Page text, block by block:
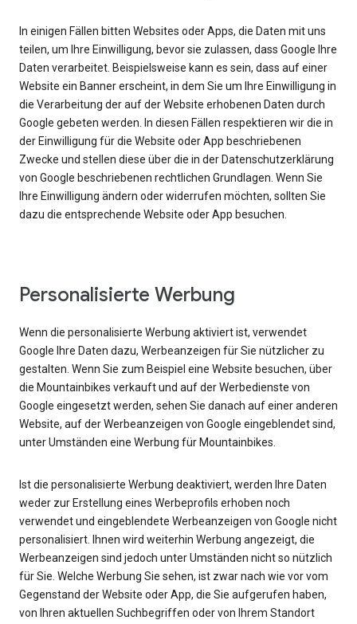
In einigen Fällen bitten Websites oder Apps, die Daten mit uns
teilen, um Ihre Einwilligung, bevor sie zulassen, dass Google Ihre
Daten verarbeitet. Beispielsweise kann es sein, dass auf einer
Website ein Banner erscheint, in dem Sie um Ihre Einwilligung in
die Verarbeitung der auf der Website erhobenen Daten durch
Google gebeten werden. In diesen Fällen respektieren wir die in
der Einwilligung für die Website oder App beschriebenen
Zwecke und stellen diese über die in der Datenschutzerklärung
von Google beschriebenen rechtlichen Grundlagen. Wenn Sie
Ihre Einwilligung ändern oder widerrufen möchten, sollten Sie
dazu die entsprechende Website oder App besuchen.
Personalisierte Werbung
Wenn die personalisierte Werbung aktiviert ist, verwendet
Google Ihre Daten dazu, Werbeanzeigen für Sie nützlicher zu
gestalten. Wenn Sie zum Beispiel eine Website besuchen, über
die Mountainbikes verkauft und auf der Werbedienste von
Google eingesetzt werden, sehen Sie danach auf einer anderen
Website, auf der Werbeanzeigen von Google eingeblendet sind,
unter Umständen eine Werbung für Mountainbikes.
Ist die personalisierte Werbung deaktiviert, werden Ihre Daten
weder zur Erstellung eines Werbeprofils erhoben noch
verwendet und eingeblendete Werbeanzeigen von Google nicht
personalisiert. Ihnen wird weiterhin Werbung angezeigt, die
Werbeanzeigen sind jedoch unter Umständen nicht so nützlich
für Sie. Welche Werbung Sie sehen, ist zwar nach wie vor vom
Gegenstand der Website oder App, die Sie aufgerufen haben,
von Ihren aktuellen Suchbegriffen oder von Ihrem Standort